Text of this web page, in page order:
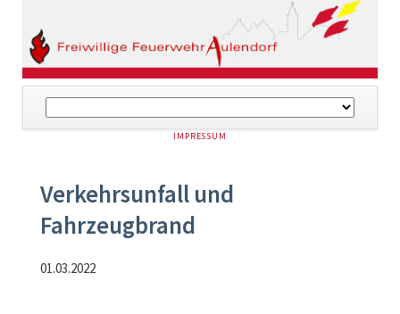
Navigation
überspringen
NAVIGATION
IMPRESSUM
Verkehrsunfall und
Fahrzeugbrand
01.03.2022